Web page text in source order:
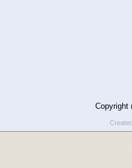
Copyright